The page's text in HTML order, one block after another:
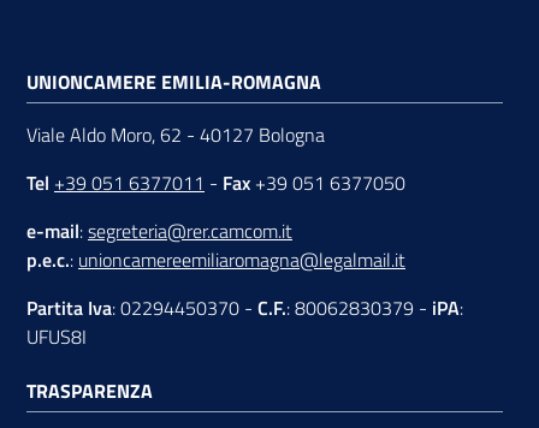
UNIONCAMERE EMILIA-ROMAGNA
Viale Aldo Moro, 62 - 40127 Bologna
Tel +39 051 6377011 - Fax +39 051 6377050
e-mail:segreteria@rer.camcom.it
p.e.c.: unioncamereemiliaromagna@legalmail.it
Partita Iva: 02294450370 - C.F.: 80062830379 - iPA:
UFUS8I
TRASPARENZA